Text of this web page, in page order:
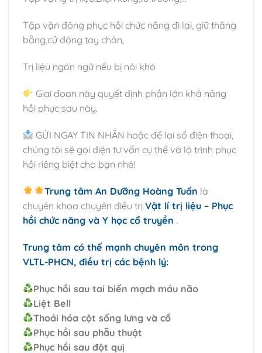
Tập vận động phục hồi chức năng đi lại, giữ thăng
bằng,cử động tay chân,
Trị liệu ngôn ngữ nếu bị nói khó
Giai đoạn này quyết định phần lớn khả năng
hồi phục sau này.
GỬI NGAY TIN NHẮN hoặc để lại số điện thoại,
chúng tôi sẽ gọi điện tư vấn cụ thể và lộ trình phục
hồi riêng biệt cho bạn nhé!
Trung tâm An Dưỡng Hoàng Tuấn là
chuyên khoa chuyên điều trị Vật lí trị liệu – Phục
hồi chức năng và Y học cổ truyền .
Trung tâm có thế mạnh chuyên môn trong
VLTL-PHCN, điều trị các bệnh lý:
Phục hồi sau tai biến mạch máu não
Liệt Bell
Thoái hóa cột sống lưng và cổ
Phục hồi sau phẫu thuật
Phục hồi sau đột quị